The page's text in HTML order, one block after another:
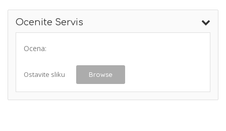
Ocenite Servis
Ocena:
Ostavite sliku Browse